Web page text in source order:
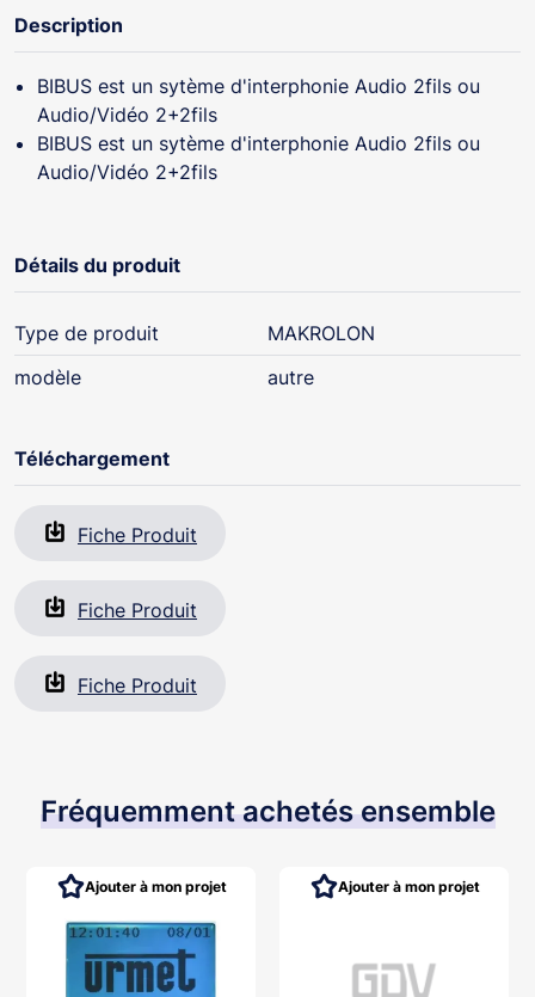
Description
BIBUS est un sytème d'interphonie Audio 2fils ou
Audio/Vidéo 2+2fils
BIBUS est un sytème d'interphonie Audio 2fils ou
Audio/Vidéo 2+2fils
Détails du produit
Type de produit
MAKROLON
modèle
autre
Téléchargement
Fiche Produit
Fiche Produit
Fiche Produit
Fréquemment achetés ensemble
Ajouter à mon projet Ajouter à mon projet